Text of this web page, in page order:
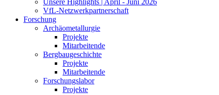
Unsere Highlights | April - Juni 2026
VfL-Netzwerkpartnerschaft
Forschung
Archäometallurgie
Projekte
Mitarbeitende
Bergbaugeschichte
Projekte
Mitarbeitende
Forschungslabor
Projekte